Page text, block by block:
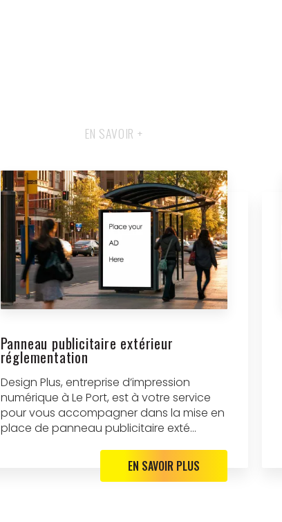
EN SAVOIR +
Panneau publicitaire extérieur
réglementation
Design Plus, entreprise d’impression
numérique à Le Port, est à votre service
pour vous accompagner dans la mise en
place de panneau publicitaire exté...
EN SAVOIR PLUS